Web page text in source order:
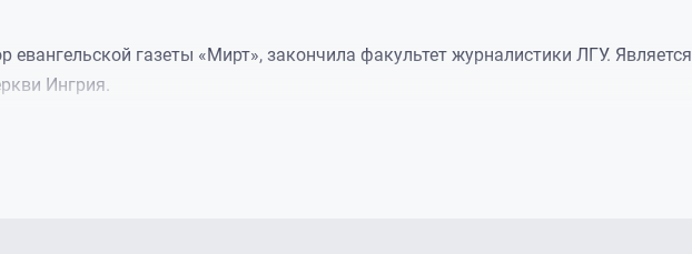
евангельской газеты «Мирт», закончила факультет журналистики ЛГУ. Является
Ингрия.